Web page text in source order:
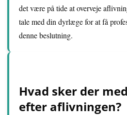
det være på tide at overveje
tale med din dyrlæge for at få
denne beslutning.
Hvad sker der
efter aflivningen?